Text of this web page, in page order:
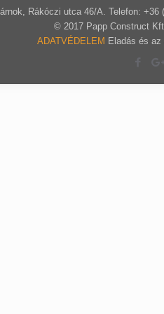
Rákóczi utca 46/A. Telefon: +36
© 2017 Papp Construct
ADATVÉDELEM Eladás és